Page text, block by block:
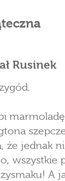
Rusinek
że jednak
wszystkie
A